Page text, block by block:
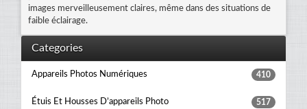
images merveilleusement claires, même dans des situations de
faible éclairage.
Categories
Appareils Photos Numériques 410
Étuis Et Housses D’appareils Photo 517